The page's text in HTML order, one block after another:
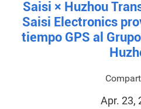
Saisi × Huzhou
Saisi Electronics
tiempo GPS al
Apr. 23,